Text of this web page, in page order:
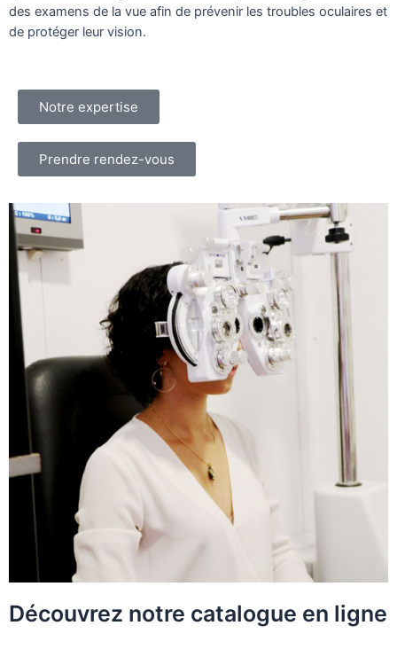
des examens de la vue afin de prévenir les troubles oculaires et
de protéger leur vision.
Notre expertise
Prendre rendez-vous
Découvrez notre catalogue en ligne